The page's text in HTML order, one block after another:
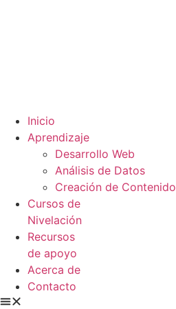
Inicio
Aprendizaje
Desarrollo Web
Análisis de Datos
Creación de Contenido
Cursos de
Nivelación
Recursos
de apoyo
Acerca de
Contacto